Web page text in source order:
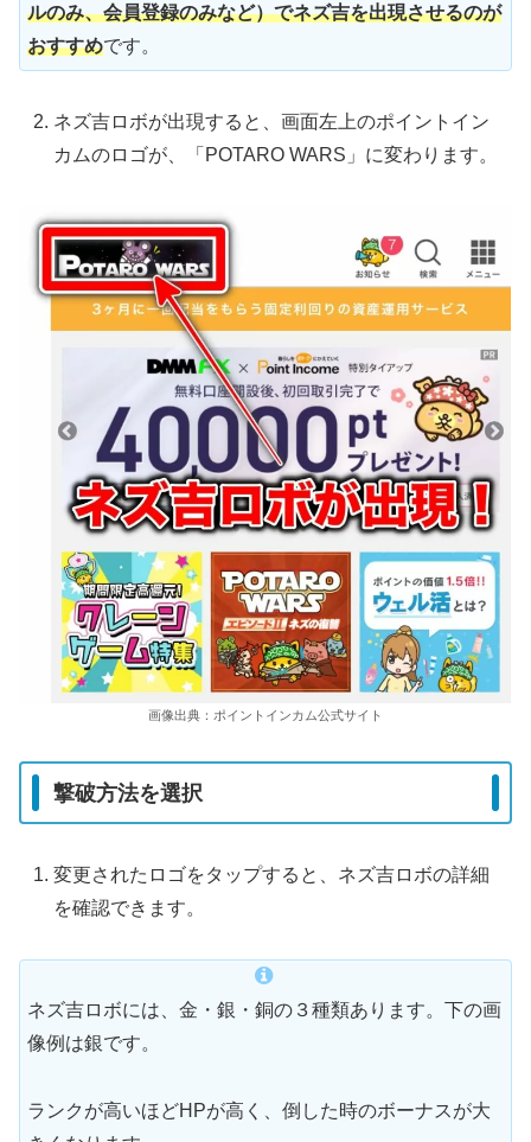
ルのみ、会員登録のみなど）でネズ吉を出現させるのが
おすすめです。
ネズ吉ロボが出現すると、画面左上のポイントイン
カムのロゴが、「POTARO WARS」に変わります。
画像出典：ポイントインカム公式サイト
撃破方法を選択
変更されたロゴをタップすると、ネズ吉ロボの詳細
を確認できます。
ネズ吉ロボには、金・銀・銅の３種類あります。下の画
像例は銀です。
ランクが高いほどHPが高く、倒した時のボーナスが大